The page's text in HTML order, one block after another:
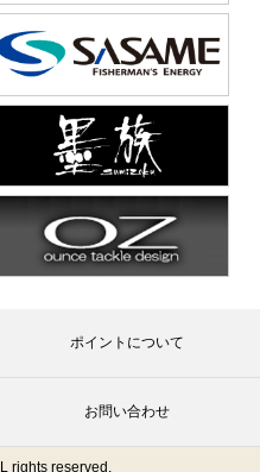
ポイントについて
お問い合わせ
rights reserved.